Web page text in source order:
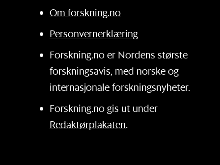
Om forskning.no
Personvernerklæring
Forskning.no er Nordens største
forskningsavis, med norske og
internasjonale forskningsnyheter.
Forskning.no gis ut under
Redaktørplakaten.